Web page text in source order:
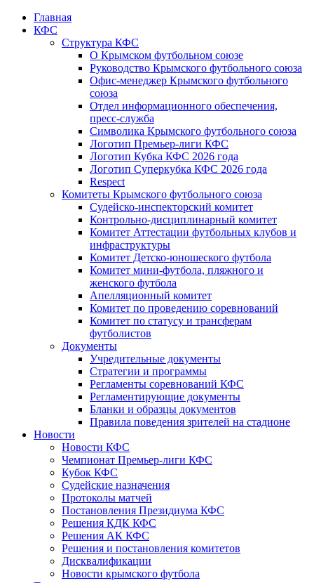
Главная
КФС
Структура КФС
О Крымском футбольном союзе
Руководство Крымского футбольного союза
Офис-менеджер Крымского футбольного
союза
Отдел информационного обеспечения,
пресс-служба
Символика Крымского футбольного союза
Логотип Премьер-лиги КФС
Логотип Кубка КФС 2026 года
Логотип Суперкубка КФС 2026 года
Respect
Комитеты Крымского футбольного союза
Судейско-инспекторский комитет
Контрольно-дисциплинарный комитет
Комитет Аттестации футбольных клубов и
инфраструктуры
Комитет Детско-юношеского футбола
Комитет мини-футбола, пляжного и
женского футбола
Апелляционный комитет
Комитет по проведению соревнований
Комитет по статусу и трансферам
футболистов
Документы
Учредительные документы
Стратегии и программы
Регламенты соревнований КФС
Регламентирующие документы
Бланки и образцы документов
Правила поведения зрителей на стадионе
Новости
Новости КФС
Чемпионат Премьер-лиги КФС
Кубок КФС
Судейские назначения
Протоколы матчей
Постановления Президиума КФС
Решения КДК КФС
Решения АК КФС
Решения и постановления комитетов
Дисквалификации
Новости крымского футбола